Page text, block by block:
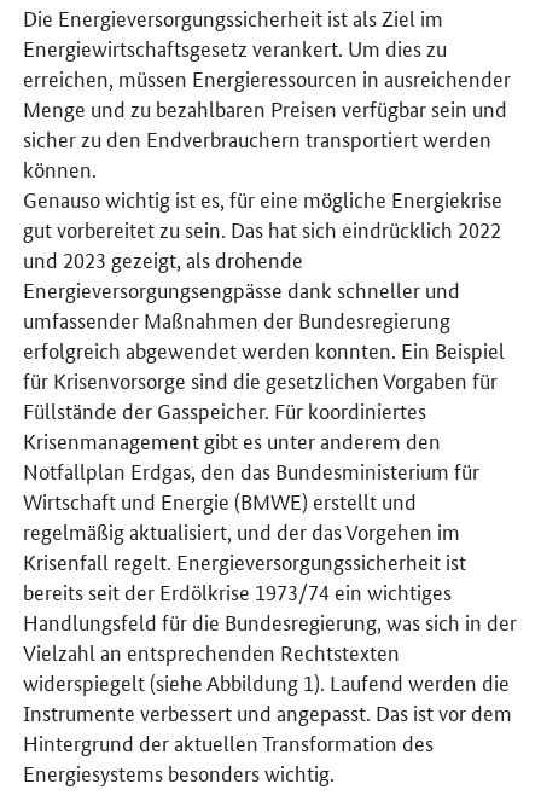
Die Energieversorgungssicherheit ist als Ziel im
Energiewirtschaftsgesetz verankert. Um dies zu
erreichen, müssen Energieressourcen in ausreichender
Menge und zu bezahlbaren Preisen verfügbar sein und
sicher zu den Endverbrauchern transportiert werden
können.
Genauso wichtig ist es, für eine mögliche Energiekrise
gut vorbereitet zu sein. Das hat sich eindrücklich 2022
und 2023 gezeigt, als drohende
Energieversorgungsengpässe dank schneller und
umfassender Maßnahmen der Bundesregierung
erfolgreich abgewendet werden konnten. Ein Beispiel
für Krisenvorsorge sind die gesetzlichen Vorgaben für
Füllstände der Gasspeicher. Für koordiniertes
Krisenmanagement gibt es unter anderem den
Notfallplan Erdgas, den das Bundesministerium für
Wirtschaft und Energie (BMWE) erstellt und
regelmäßig aktualisiert, und der das Vorgehen im
Krisenfall regelt. Energieversorgungssicherheit ist
bereits seit der Erdölkrise 1973/74 ein wichtiges
Handlungsfeld für die Bundesregierung, was sich in der
Vielzahl an entsprechenden Rechtstexten
widerspiegelt (siehe Abbildung 1). Laufend werden die
Instrumente verbessert und angepasst. Das ist vor dem
Hintergrund der aktuellen Transformation des
Energiesystems besonders wichtig.